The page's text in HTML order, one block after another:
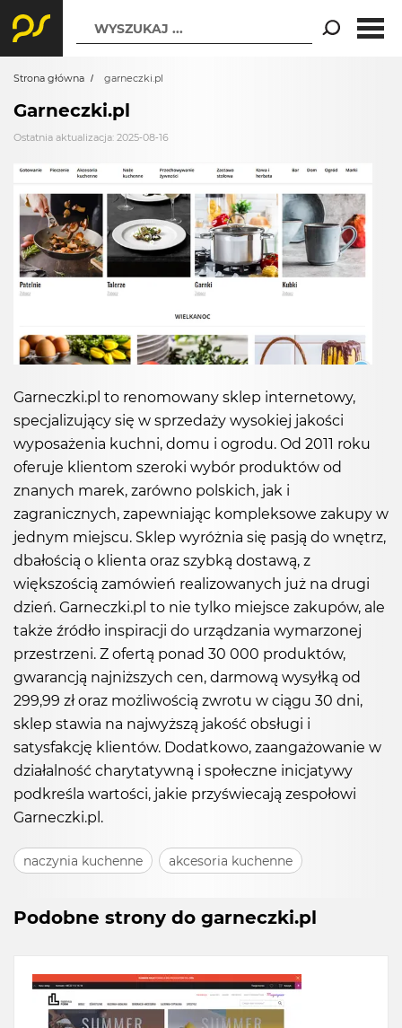
WYSZUKAJ ...
Strona główna garneczki.pl
Garneczki.pl
Ostatnia aktualizacja: 2025-08-16
Garneczki.pl to renomowany sklep internetowy,
specjalizujący się w sprzedaży wysokiej jakości
wyposażenia kuchni, domu i ogrodu. Od 2011 roku
oferuje klientom szeroki wybór produktów od
znanych marek, zarówno polskich, jak i
zagranicznych, zapewniając kompleksowe zakupy w
jednym miejscu. Sklep wyróżnia się pasją do wnętrz,
dbałością o klienta oraz szybką dostawą, z
większością zamówień realizowanych już na drugi
dzień. Garneczki.pl to nie tylko miejsce zakupów, ale
także źródło inspiracji do urządzania wymarzonej
przestrzeni. Z ofertą ponad 30 000 produktów,
gwarancją najniższych cen, darmową wysyłką od
299,99 zł oraz możliwością zwrotu w ciągu 30 dni,
sklep stawia na najwyższą jakość obsługi i
satysfakcję klientów. Dodatkowo, zaangażowanie w
działalność charytatywną i społeczne inicjatywy
podkreśla wartości, jakie przyświecają zespołowi
Garneczki.pl.
naczynia kuchenne akcesoria kuchenne
Podobne strony do garneczki.pl